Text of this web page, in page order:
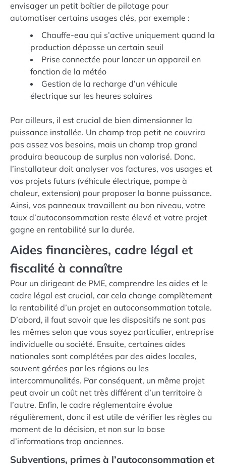
envisager un petit boîtier de pilotage pour
automatiser certains usages clés, par exemple :
Chauffe-eau qui s’active uniquement quand la
production dépasse un certain seuil
Prise connectée pour lancer un appareil en
fonction de la météo
Gestion de la recharge d’un véhicule
électrique sur les heures solaires
Par ailleurs, il est crucial de bien dimensionner la
puissance installée. Un champ trop petit ne couvrira
pas assez vos besoins, mais un champ trop grand
produira beaucoup de surplus non valorisé. Donc,
l’installateur doit analyser vos factures, vos usages et
vos projets futurs (véhicule électrique, pompe à
chaleur, extension) pour proposer la bonne puissance.
Ainsi, vos panneaux travaillent au bon niveau, votre
taux d’autoconsommation reste élevé et votre projet
gagne en rentabilité sur la durée.
Aides financières, cadre légal et
fiscalité à connaître
Pour un dirigeant de PME, comprendre les aides et le
cadre légal est crucial, car cela change complètement
la rentabilité d’un projet en autoconsommation totale.
D’abord, il faut savoir que les dispositifs ne sont pas
les mêmes selon que vous soyez particulier, entreprise
individuelle ou société. Ensuite, certaines aides
nationales sont complétées par des aides locales,
souvent gérées par les régions ou les
intercommunalités. Par conséquent, un même projet
peut avoir un coût net très différent d’un territoire à
l’autre. Enfin, le cadre réglementaire évolue
régulièrement, donc il est utile de vérifier les règles au
moment de la décision, et non sur la base
d’informations trop anciennes.
Subventions, primes à l’autoconsommation et